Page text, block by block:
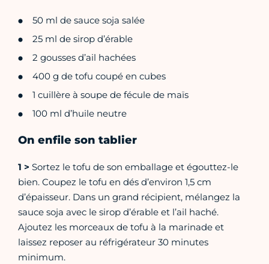
50 ml de sauce soja salée
25 ml de sirop d’érable
2 gousses d’ail hachées
400 g de tofu coupé en cubes
1 cuillère à soupe de fécule de maïs
100 ml d’huile neutre
On enfile son tablier
1 > Sortez le tofu de son emballage et égouttez-le
bien. Coupez le tofu en dés d’environ 1,5 cm
d’épaisseur. Dans un grand récipient, mélangez la
sauce soja avec le sirop d’érable et l’ail haché.
Ajoutez les morceaux de tofu à la marinade et
laissez reposer au réfrigérateur 30 minutes
minimum.